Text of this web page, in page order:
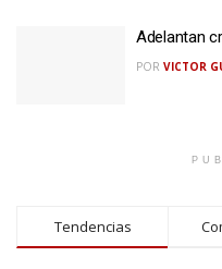
Adelantan
POR VICTOR
Tendencias